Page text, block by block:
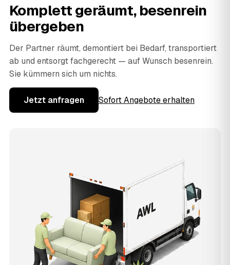
Komplett geräumt, besenrein
übergeben
Der Partner räumt, demontiert bei Bedarf, transportiert
ab und entsorgt fachgerecht — auf Wunsch besenrein.
Sie kümmern sich um nichts.
Jetzt anfragen Sofort Angebote erhalten